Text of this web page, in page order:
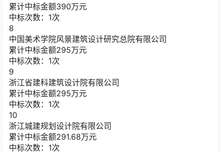
累计中标金额390万元
中标次数：1次
8
中国美术学院风景建筑设计研究总院有限公司
累计中标金额295万元
中标次数：1次
9
浙江省建科建筑设计院有限公司
累计中标金额295万元
中标次数：1次
10
浙江城建规划设计院有限公司
累计中标金额291.68万元
中标次数：1次